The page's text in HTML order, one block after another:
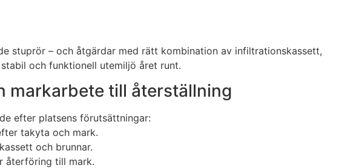
stuprör – och åtgärdar med rätt kombination av infiltrationskassett,
och funktionell utemiljö året runt.
markarbete till återställning
efter platsens förutsättningar:
takyta och mark.
och brunnar.
återföring till mark.